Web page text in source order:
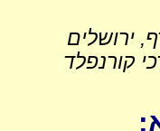
ירושלים
קורנפלד